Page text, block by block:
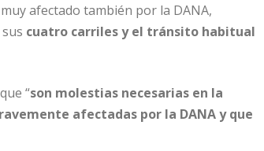
afectado también por la DANA,
cuatro carriles y el tránsito habitual
“son molestias necesarias en la
afectadas por la DANA y que